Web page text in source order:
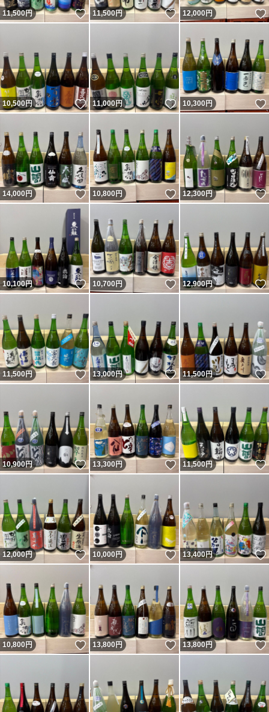
11,500円 いいね！
11,500円 いいね！
12,000円
10,500円 いいね！
11,000円 いいね！
10,300円
14,000円 いいね！
10,800円 いいね！
12,300円
10,100円 いいね！
10,700円 いいね！
12,900円
11,500円 いいね！
13,000円 いいね！
11,500円
10,900円 いいね！
13,300円 いいね！
11,500円
12,000円 いいね！
10,000円 いいね！
13,400円
10,800円 いいね！
13,800円 いいね！
13,800円